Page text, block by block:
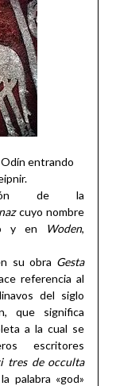
entrando
de la
cuyo nombre
y en Woden,
su obra Gesta
referencia al
del siglo
que significa
a la cual se
escritores
tres de occulta
palabra «god»